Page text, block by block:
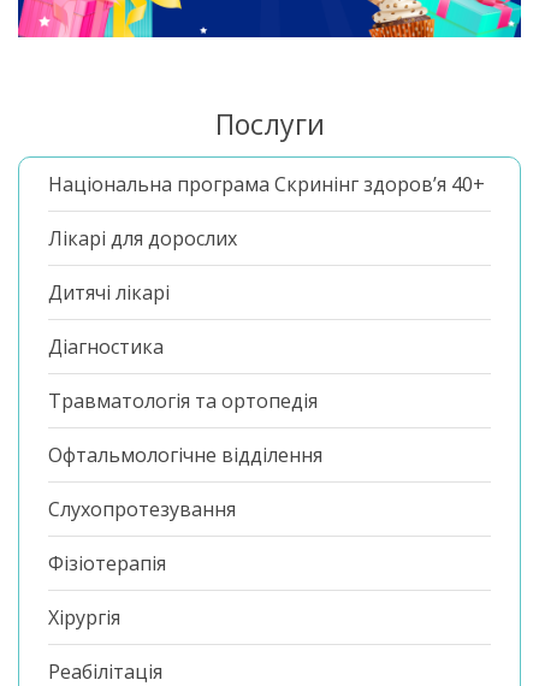
Послуги
Національна програма Скринінг здоров’я 40+
Лікарі для дорослих
Дитячі лікарі
Діагностика
Травматологія та ортопедія
Офтальмологічне відділення
Слухопротезування
Фізіотерапія
Хірургія
Реабілітація